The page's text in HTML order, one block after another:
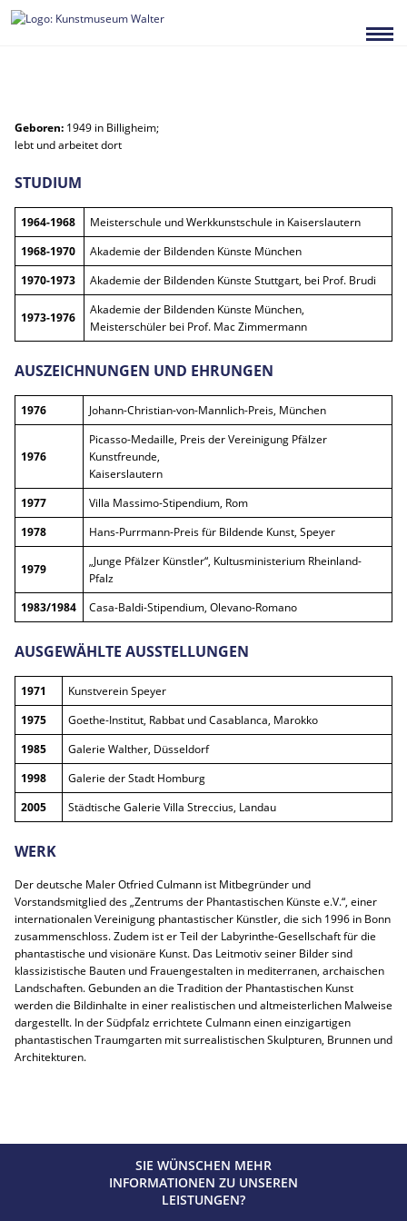
Zum
Inhalt
Geboren: 1949 in Billigheim;
lebt und arbeitet dort
STUDIUM
1964-1968
Meisterschule und Werkkunstschule in Kaiserslautern
1968-1970
Akademie der Bildenden Künste München
1970-1973
Akademie der Bildenden Künste Stuttgart, bei Prof. Brudi
1973-1976
Akademie der Bildenden Künste München,
Meisterschüler bei Prof. Mac Zimmermann
AUSZEICHNUNGEN UND EHRUNGEN
1976 Johann-Christian-von-Mannlich-Preis, München
1976
Picasso-Medaille, Preis der Vereinigung Pfälzer
Kunstfreunde,
Kaiserslautern
1977
Villa Massimo-Stipendium, Rom
1978
Hans-Purrmann-Preis für Bildende Kunst, Speyer
1979
„Junge Pfälzer Künstler“, Kultusministerium Rheinland-
Pfalz
1983/1984
Casa-Baldi-Stipendium, Olevano-Romano
AUSGEWÄHLTE AUSSTELLUNGEN
1971
Kunstverein Speyer
1975
Goethe-Institut, Rabbat und Casablanca, Marokko
1985
Galerie Walther, Düsseldorf
1998
Galerie der Stadt Homburg
2005
Städtische Galerie Villa Streccius, Landau
WERK
Der deutsche Maler Otfried Culmann ist Mitbegründer und
Vorstandsmitglied des „Zentrums der Phantastischen Künste e.V.“, einer
internationalen Vereinigung phantastischer Künstler, die sich 1996 in Bonn
zusammenschloss. Zudem ist er Teil der Labyrinthe-Gesellschaft für die
phantastische und visionäre Kunst. Das Leitmotiv seiner Bilder sind
klassizistische Bauten und Frauengestalten in mediterranen, archaischen
Landschaften. Gebunden an die Tradition der Phantastischen Kunst
werden die Bildinhalte in einer realistischen und altmeisterlichen Malweise
dargestellt. In der Südpfalz errichtete Culmann einen einzigartigen
phantastischen Traumgarten mit surrealistischen Skulpturen, Brunnen und
Architekturen.
SIE WÜNSCHEN MEHR
INFORMATIONEN ZU UNSEREN
LEISTUNGEN?